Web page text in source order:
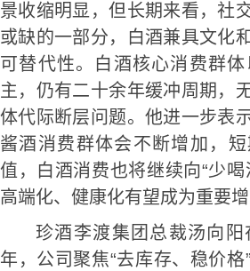
景收缩明显，但长期来看，社
或缺的一部分，白酒兼具文化
可替代性。白酒核心消费群
主，仍有二十余年缓冲周期，
体代际断层问题。他进一步表
酱酒消费群体会不断增加，
值，白酒消费也将继续向“少喝
高端化、健康化有望成为重要增
珍酒李渡集团总裁汤向
年，公司聚焦“去库存、稳价